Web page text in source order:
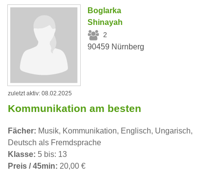
Boglarka
Shinayah
2
90459 Nürnberg
zuletzt aktiv: 08.02.2025
Kommunikation am besten
Fächer: Musik, Kommunikation, Englisch, Ungarisch,
Deutsch als Fremdsprache
Klasse: 5 bis: 13
Preis / 45min: 20,00 €